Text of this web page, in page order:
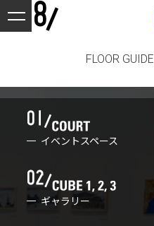
FLOOR GUIDE
イベントスペース
ギャラリー